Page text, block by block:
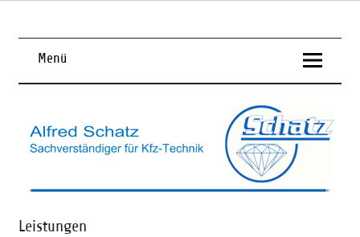
Skip
Alfred Schatz
Menü
Leistungen